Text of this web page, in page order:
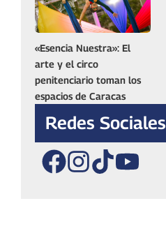
«Esencia Nuestra»: El
arte y el circo
penitenciario toman los
espacios de Caracas
Redes Sociales